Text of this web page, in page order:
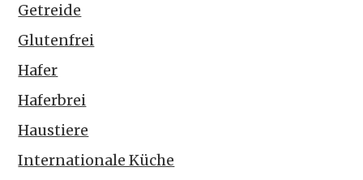
Getreide
Glutenfrei
Hafer
Haferbrei
Haustiere
Internationale Küche